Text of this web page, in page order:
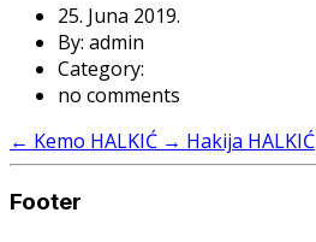
25. Juna 2019.
By: admin
Category:
no comments
← Kemo HALKIĆ → Hakija HALKIĆ
Footer